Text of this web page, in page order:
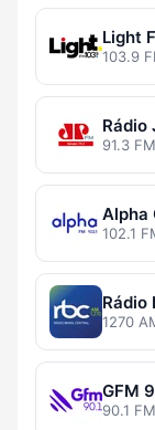
Light
103.9
Rádio
91.3
Alpha
102.1
Rádio
1270
GFM
90.1